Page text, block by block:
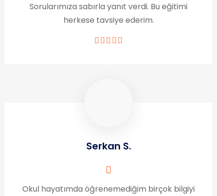
Sorularımıza sabırla yanıt verdi. Bu eğitimi
herkese tavsiye ederim.
Serkan S.
Okul hayatımda öğrenemediğim birçok bilgiyi